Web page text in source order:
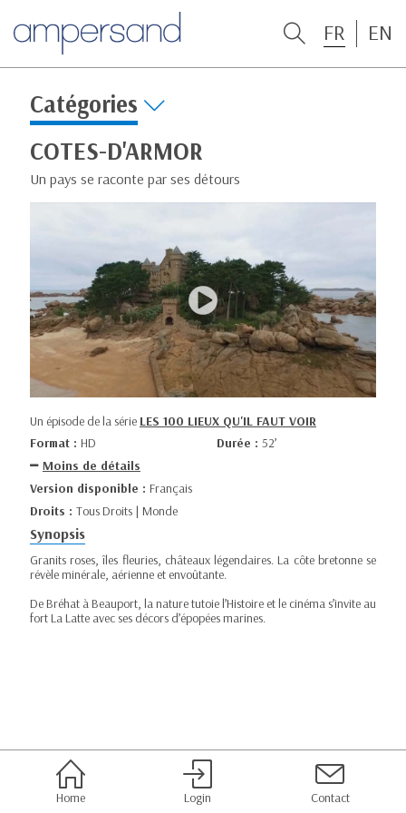
FR EN
Catégories
COTES-D'ARMOR
Un pays se raconte par ses détours
Un épisode de la série LES 100 LIEUX QU'IL FAUT VOIR
Format : HD Durée : 52’
Moins de détails
Version disponible : Français
Droits : Tous Droits | Monde
Synopsis
Granits roses, îles fleuries, châteaux légendaires. La côte bretonne se
révèle minérale, aérienne et envoûtante.
De Bréhat à Beauport, la nature tutoie l’Histoire et le cinéma s’invite au
fort La Latte avec ses décors d’épopées marines.
Home Login Contact